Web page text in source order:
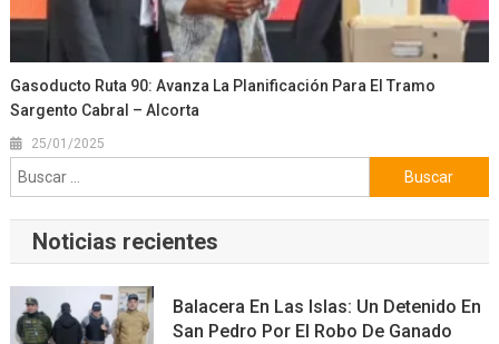
Gasoducto Ruta 90: Avanza La Planificación Para El Tramo
Sargento Cabral – Alcorta
25/01/2025
Buscar:
Noticias recientes
Balacera En Las Islas: Un Detenido En
San Pedro Por El Robo De Ganado